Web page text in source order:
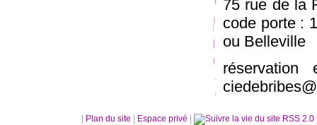
75 rue de la
code porte :
ou Belleville
Plan du site Espace privé RSS 2.0